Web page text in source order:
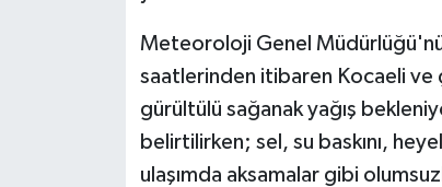
Meteoroloji Genel
saatlerinden itibaren Kocaeli ve
gürültülü sağanak yağış
belirtilirken; sel, su baskını,
ulaşımda aksamalar gibi